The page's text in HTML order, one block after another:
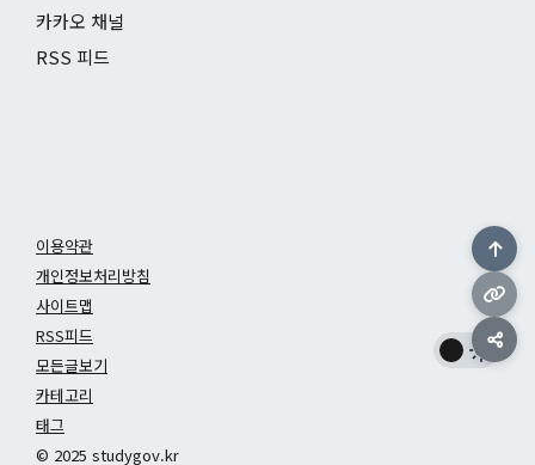
카카오 채널
RSS 피드
이용약관
개인정보처리방침
사이트맵
RSS피드
모든글보기
카테고리
태그
© 2025 studygov.kr